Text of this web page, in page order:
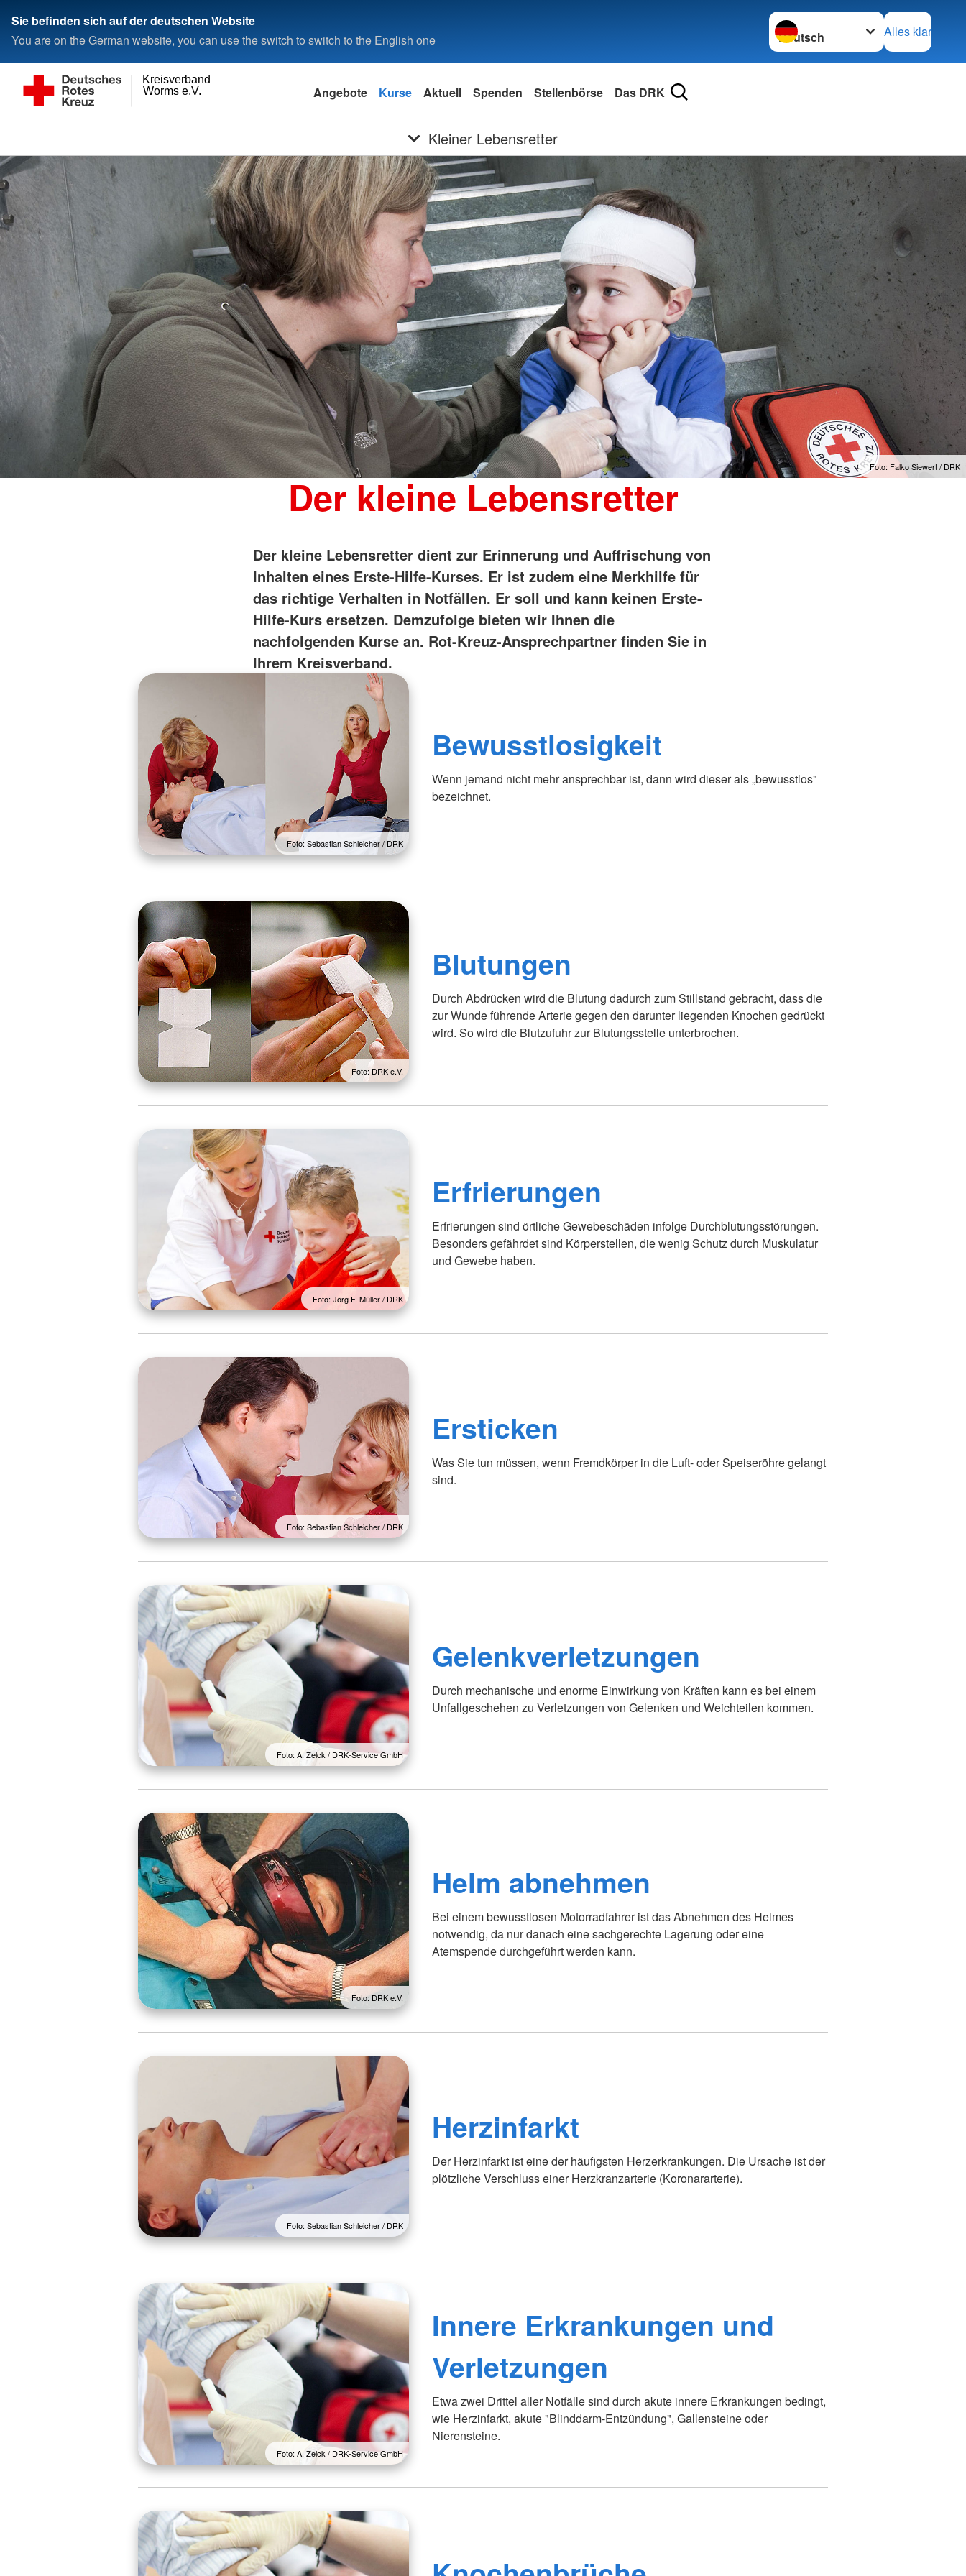
Sie befinden sich auf der deutschen Website
You are on the German website, you can use the switch to switch to the English one
Sprache wechseln zu
Alles klar
Worms e.V.
Kreisverband
Angebote Kurse Aktuell Spenden Stellenbörse Das DRK
Kleiner Lebensretter
Foto: Falko Siewert / DRK
Der kleine Lebensretter
Der kleine Lebensretter dient zur Erinnerung und Auffrischung von
Inhalten eines Erste-Hilfe-Kurses. Er ist zudem eine Merkhilfe für
das richtige Verhalten in Notfällen. Er soll und kann keinen Erste-
Hilfe-Kurs ersetzen. Demzufolge bieten wir Ihnen die
nachfolgenden Kurse an. Rot-Kreuz-Ansprechpartner finden Sie in
Ihrem Kreisverband.
Foto: Sebastian Schleicher / DRK
Bewusstlosigkeit
Wenn jemand nicht mehr ansprechbar ist, dann wird dieser als „bewusstlos"
bezeichnet.
Foto: DRK e.V.
Blutungen
Durch Abdrücken wird die Blutung dadurch zum Stillstand gebracht, dass die
zur Wunde führende Arterie gegen den darunter liegenden Knochen gedrückt
wird. So wird die Blutzufuhr zur Blutungsstelle unterbrochen.
Foto: Jörg F. Müller / DRK
Erfrierungen
Erfrierungen sind örtliche Gewebeschäden infolge Durchblutungsstörungen.
Besonders gefährdet sind Körperstellen, die wenig Schutz durch Muskulatur
und Gewebe haben.
Foto: Sebastian Schleicher / DRK
Ersticken
Was Sie tun müssen, wenn Fremdkörper in die Luft- oder Speiseröhre gelangt
sind.
Foto: A. Zelck / DRK-Service GmbH
Gelenkverletzungen
Durch mechanische und enorme Einwirkung von Kräften kann es bei einem
Unfallgeschehen zu Verletzungen von Gelenken und Weichteilen kommen.
Foto: DRK e.V.
Helm abnehmen
Bei einem bewusstlosen Motorradfahrer ist das Abnehmen des Helmes
notwendig, da nur danach eine sachgerechte Lagerung oder eine
Atemspende durchgeführt werden kann.
Foto: Sebastian Schleicher / DRK
Herzinfarkt
Der Herzinfarkt ist eine der häufigsten Herzerkrankungen. Die Ursache ist der
plötzliche Verschluss einer Herzkranzarterie (Koronararterie).
Foto: A. Zelck / DRK-Service GmbH
Innere Erkrankungen und
Verletzungen
Etwa zwei Drittel aller Notfälle sind durch akute innere Erkrankungen bedingt,
wie Herzinfarkt, akute "Blinddarm-Entzündung", Gallensteine oder
Nierensteine.